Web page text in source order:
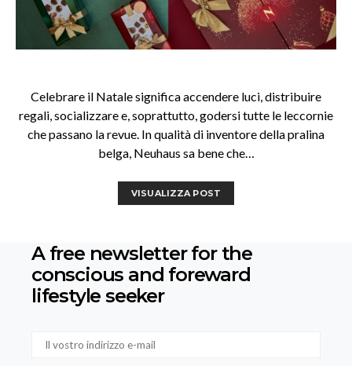
Celebrare il Natale significa accendere luci, distribuire
regali, socializzare e, soprattutto, godersi tutte le leccornie
che passano la revue. In qualità di inventore della pralina
belga, Neuhaus sa bene che…
VISUALIZZA POST
A free newsletter for the
conscious and foreward
lifestyle seeker